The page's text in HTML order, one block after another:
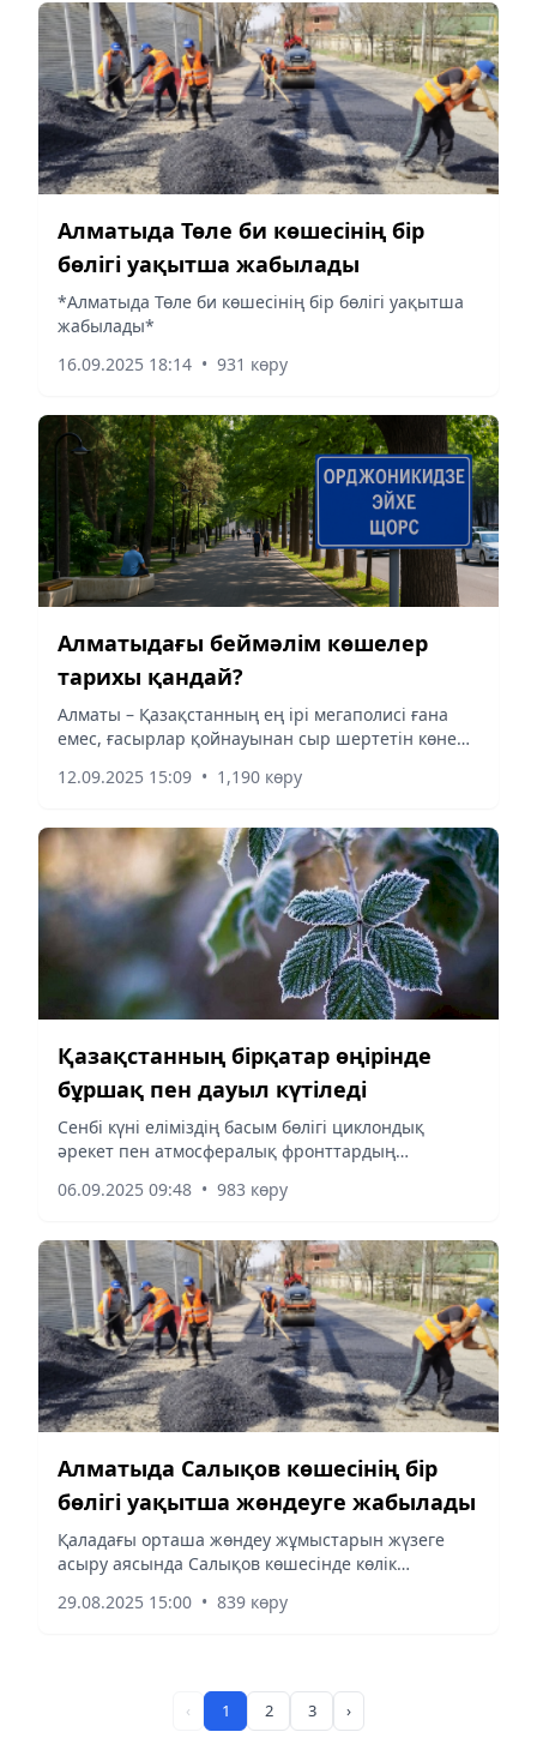
Алматыда Төле би көшесінің бір
бөлігі уақытша жабылады
*Алматыда Төле би көшесінің бір бөлігі уақытша
жабылады*
16.09.2025 18:14 • 931 көру
Алматыдағы беймәлім көшелер
тарихы қандай?
Алматы – Қазақстанның ең ірі мегаполисі ғана
емес, ғасырлар қойнауынан сыр шертетін көне
12.09.2025 15:09 • 1,190 көру
Қазақстанның бірқатар өңірінде
бұршақ пен дауыл күтіледі
Сенбі күні еліміздің басым бөлігі циклондық
әрекет пен атмосфералық фронттардың
Aqshamnews.kz тілшісі «Қазгидромет» РМК
06.09.2025 09:48 • 983 көру
Алматыда Салықов көшесінің бір
бөлігі уақытша жөндеуге жабылады
Қаладағы орташа жөндеу жұмыстарын жүзеге
асыру аясында Салықов көшесінде көлік
29.08.2025 15:00 • 839 көру
‹ 1 2 3 ›